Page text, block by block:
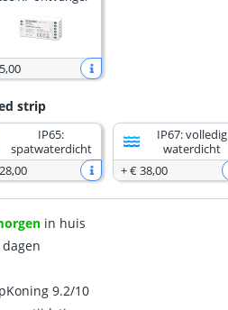
,00
strip
IP65:
spatwaterdicht
,00
IP67: volledig
waterdicht
+€ 38,00
in huis
9.2/10